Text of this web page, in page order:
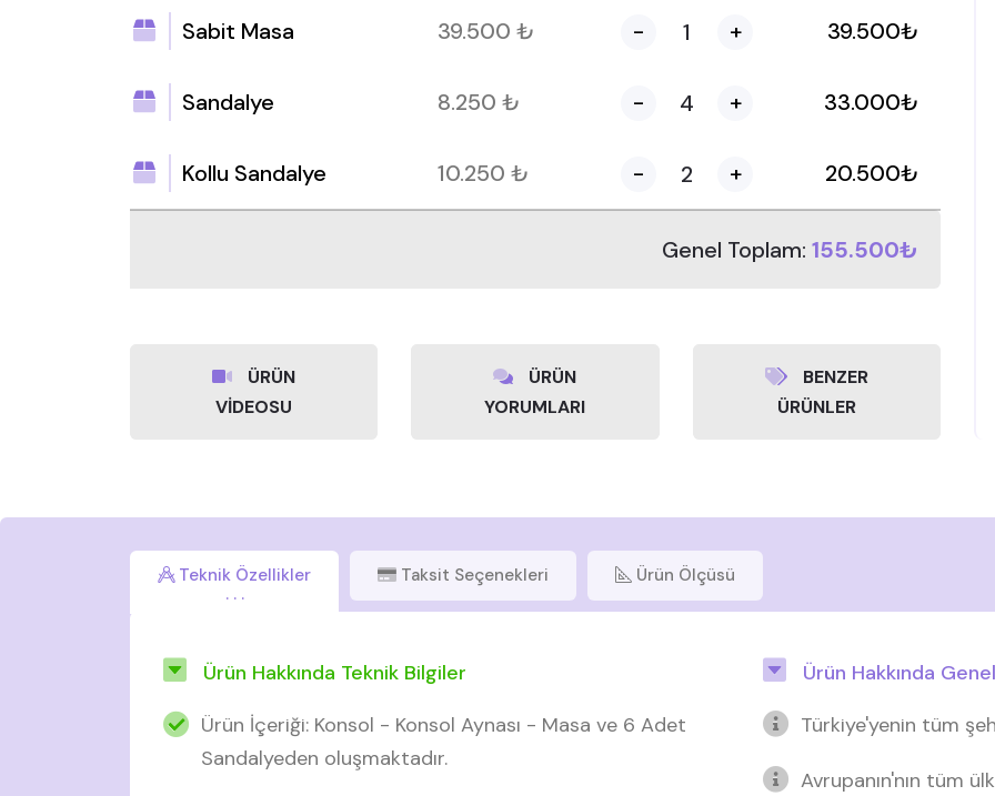
Sabit Masa 39.500 ₺ - + 39.500₺
Sandalye 8.250 ₺ - + 33.000₺
Kollu Sandalye 10.250 ₺ - + 20.500₺
Genel Toplam: 155.500₺
ÜRÜN
VİDEOSU
ÜRÜN
YORUMLARI
BENZER
ÜRÜNLER
Teknik Özellikler Taksit Seçenekleri Ürün Ölçüsü
Ürün Hakkında Teknik Bilgiler
Ürün İçeriği: Konsol - Konsol Aynası - Masa ve 6 Adet
Sandalyeden oluşmaktadır.
Ürün Hakkında
Türkiye'yenin tüm
Avrupanın'nın tüm